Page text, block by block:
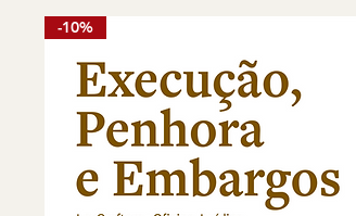
-10%